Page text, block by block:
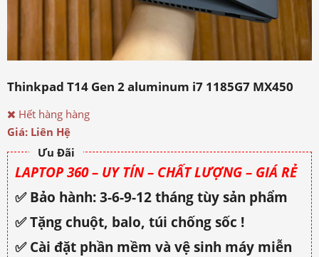
Thinkpad T14 Gen 2 aluminum i7 1185G7 MX450
Hết hàng hàng
Giá: Liên Hệ
Ưu Đãi
LAPTOP 360 – UY TÍN – CHẤT LƯỢNG – GIÁ RẺ
✅ Bảo hành: 3-6-9-12 tháng tùy sản phẩm
✅ Tặng chuột, balo, túi chống sốc !
✅ Cài đặt phần mềm và vệ sinh máy miễn